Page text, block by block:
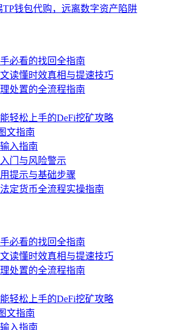
钱包代购，远离数字资产陷阱
必看的找回全指南
读懂时效真相与提速技巧
处置的全流程指南
轻松上手的DeFi挖矿攻略
文指南
入指南
门与风险警示
提示与基础步骤
定货币全流程实操指南
必看的找回全指南
读懂时效真相与提速技巧
处置的全流程指南
轻松上手的DeFi挖矿攻略
文指南
入指南